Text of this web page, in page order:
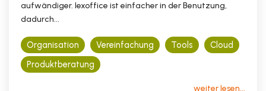
aufwändiger. lexoffice ist einfacher in der Benutzung,
dadurch...
Organisation Vereinfachung Tools
Cloud
Produktberatung
weiter lesen...